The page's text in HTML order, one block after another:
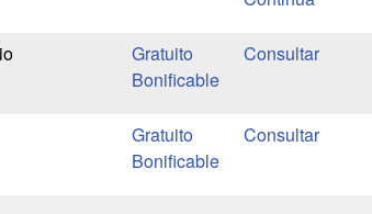
Gratuito
Bonificable
Gratuito
Bonificable